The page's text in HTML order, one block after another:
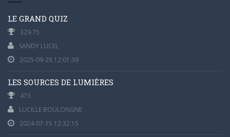
LE GRAND QUIZ
329.75
SANDY LUCEL
2025-09-28 12:01:39
LES SOURCES DE LUMIÈRES
473
LUCILLE BOULONGNE
2024-07-15 12:32:15